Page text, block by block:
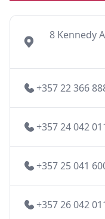
8 Kennedy
+357 22 366
+357 24 042
+357 25 041
+357 26 042